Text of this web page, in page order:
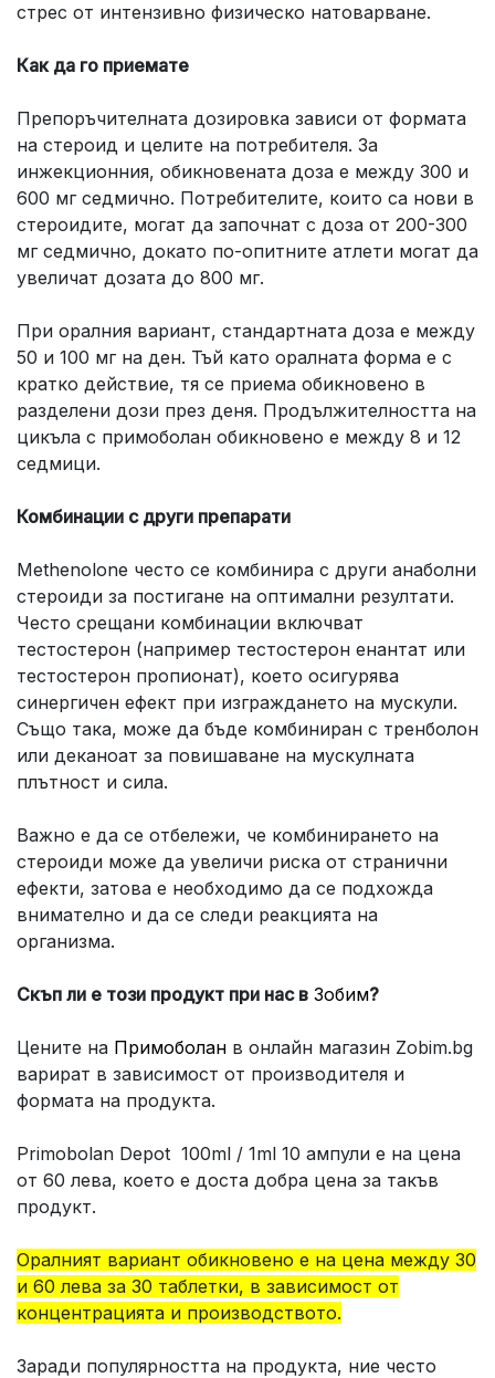
стрес от интензивно физическо натоварване.
Как да го приемате
Препоръчителната дозировка зависи от формата
на стероид и целите на потребителя. За
инжекционния, обикновената доза е между 300 и
600 мг седмично. Потребителите, които са нови в
стероидите, могат да започнат с доза от 200-300
мг седмично, докато по-опитните атлети могат да
увеличат дозата до 800 мг.
При оралния вариант, стандартната доза е между
50 и 100 мг на ден. Тъй като оралната форма е с
кратко действие, тя се приема обикновено в
разделени дози през деня. Продължителността на
цикъла с примоболан обикновено е между 8 и 12
седмици.
Комбинации с други препарати
Methenolone често се комбинира с други анаболни
стероиди за постигане на оптимални резултати.
Често срещани комбинации включват
тестостерон (например тестостерон енантат или
тестостерон пропионат), което осигурява
синергичен ефект при изграждането на мускули.
Също така, може да бъде комбиниран с тренболон
или деканоат за повишаване на мускулната
плътност и сила.
Важно е да се отбележи, че комбинирането на
стероиди може да увеличи риска от странични
ефекти, затова е необходимо да се подхожда
внимателно и да се следи реакцията на
организма.
Скъп ли е този продукт при нас в Зобим?
Цените на Примоболан в онлайн магазин Zobim.bg
варират в зависимост от производителя и
формата на продукта.
Primobolan Depot 100ml / 1ml 10 ампули е на цена
от 60 лева, което е доста добра цена за такъв
продукт.
Оралният вариант обикновено е на цена между 30
и 60 лева за 30 таблетки, в зависимост от
концентрацията и производството.
Заради популярността на продукта, ние често